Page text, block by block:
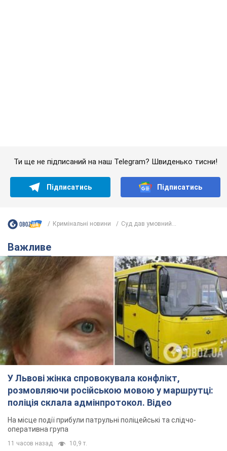
Ти ще не підписаний на наш Telegram? Швиденько тисни!
Підписатись Підписатись
Кримінальні новини Суд дав умовний...
Важливе
У Львові жінка спровокувала конфлікт,
розмовляючи російською мовою у маршрутці:
поліція склала адмінпротокол. Відео
На місце події прибули патрульні поліцейські та слідчо-
оперативна група
11 часов назад 10,9 т.